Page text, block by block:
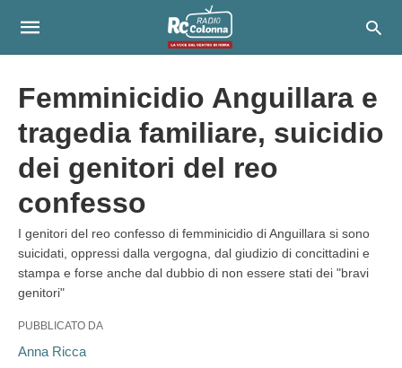
Femminicidio Anguillara e
tragedia familiare, suicidio
dei genitori del reo
confesso
I genitori del reo confesso di femminicidio di Anguillara si sono
suicidati, oppressi dalla vergogna, dal giudizio di concittadini e
stampa e forse anche dal dubbio di non essere stati dei "bravi
genitori"
PUBBLICATO DA
Anna Ricca